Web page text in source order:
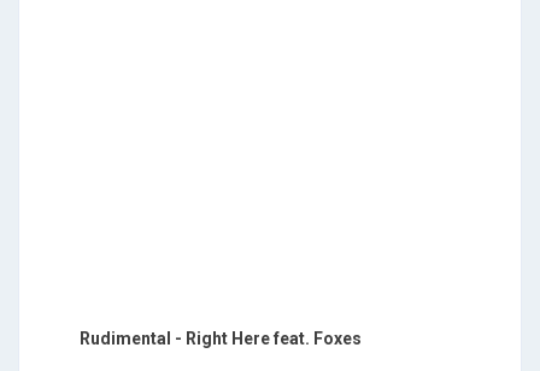
Rudimental - Right Here feat. Foxes